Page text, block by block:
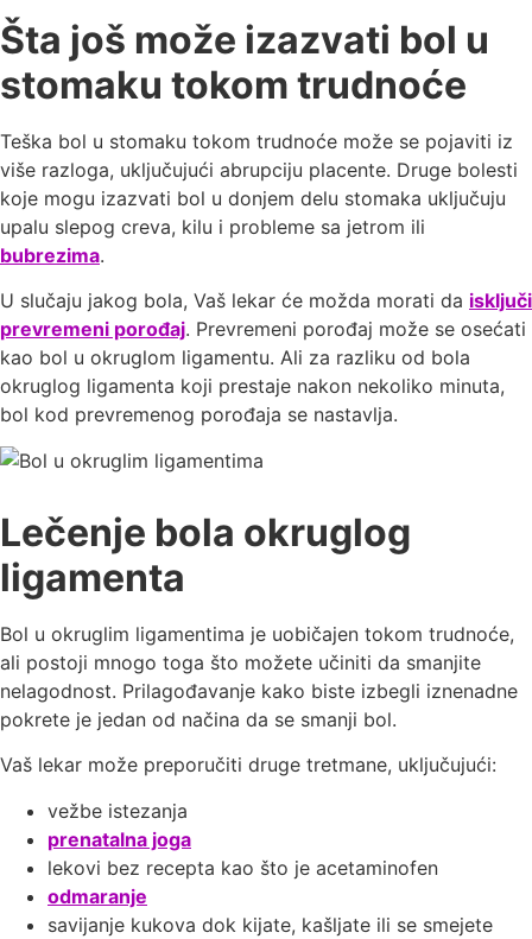
Šta još može izazvati bol u
stomaku tokom trudnoće
Teška bol u stomaku tokom trudnoće može se pojaviti iz
više razloga, uklјučujući abrupciju placente. Druge bolesti
koje mogu izazvati bol u donjem delu stomaka uklјučuju
upalu slepog creva, kilu i probleme sa jetrom ili
bubrezima.
U slučaju jakog bola, Vaš lekar će možda morati da isklјuči
prevremeni porođaj. Prevremeni porođaj može se osećati
kao bol u okruglom ligamentu. Ali za razliku od bola
okruglog ligamenta koji prestaje nakon nekoliko minuta,
bol kod prevremenog porođaja se nastavlјa.
Lečenje bola okruglog
ligamenta
Bol u okruglim ligamentima je uobičajen tokom trudnoće,
ali postoji mnogo toga što možete učiniti da smanjite
nelagodnost. Prilagođavanje kako biste izbegli iznenadne
pokrete je jedan od načina da se smanji bol.
Vaš lekar može preporučiti druge tretmane, uklјučujući:
vežbe istezanja
prenatalna joga
lekovi bez recepta kao što je acetaminofen
odmaranje
savijanje kukova dok kijate, kašlјate ili se smejete